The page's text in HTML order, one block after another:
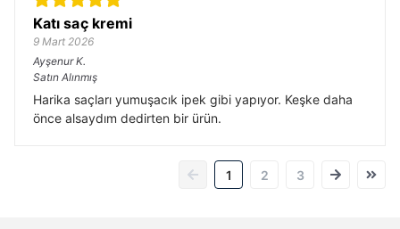
Katı saç kremi
9 Mart 2026
Ayşenur K.
Satın Alınmış
Harika saçları yumuşacık ipek gibi yapıyor. Keşke daha
önce alsaydım dedirten bir ürün.
1 2 3